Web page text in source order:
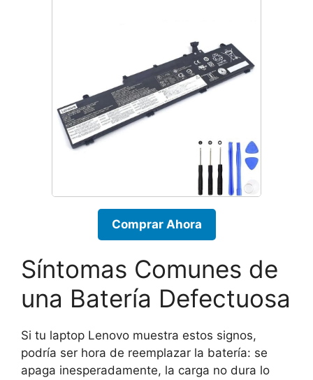
Comprar Ahora
Síntomas Comunes de
una Batería Defectuosa
Si tu laptop Lenovo muestra estos signos,
podría ser hora de reemplazar la batería: se
apaga inesperadamente, la carga no dura lo